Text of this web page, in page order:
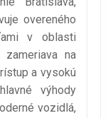
overeného
v oblasti
na
a vysokú
výhody
vozidlá,